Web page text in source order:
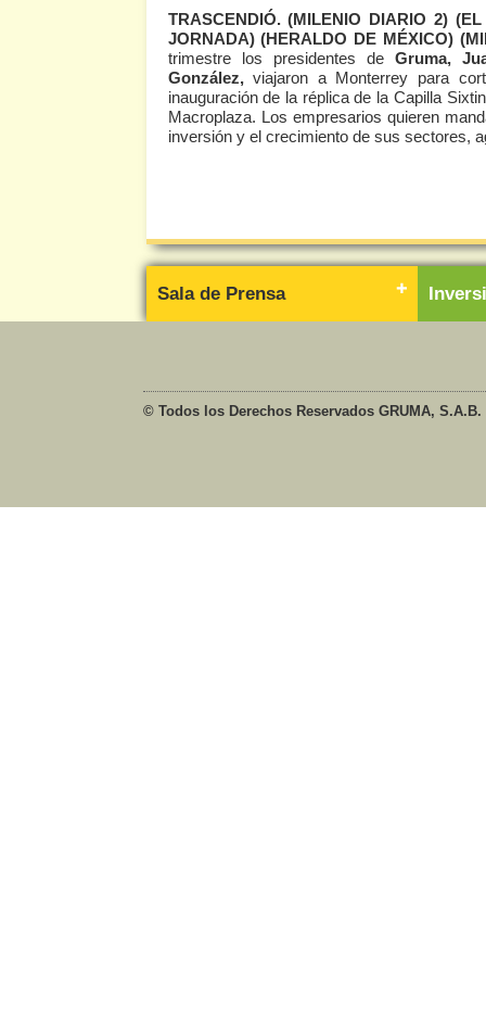
TRASCENDIÓ.(MILENIO DIARIO 2)(EL
JORNADA) (HERALDO DE MÉXICO) (
trimestre los presidentes deGruma,
González,viajaron a Monterrey para
inauguración de la réplica de la Capilla
Macroplaza. Los empresarios quieren
inversión y el crecimiento de sus sectores,
Sala de Prensa
© Todos los Derechos Reservados GRUMA, S.A.B.